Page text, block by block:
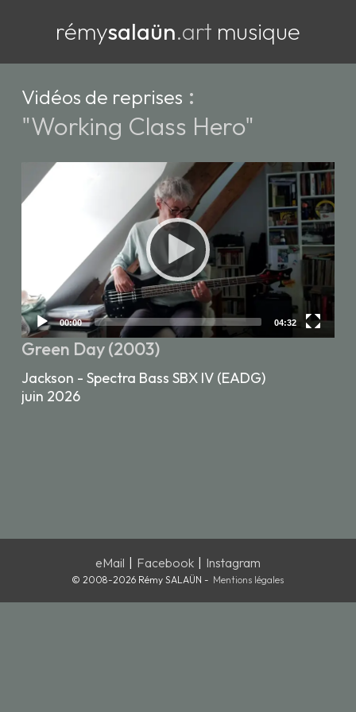
rémysalaün.art musique
Vidéos de reprises :
"Working Class Hero"
Video
Player
Current
time
00:00
Total
duration
04:32
Green Day (2003)
Jackson - Spectra Bass SBX IV (EADG)
juin 2026
eMail Facebook Instagram
© 2008-2026 Rémy SALAÜN - Mentions légales